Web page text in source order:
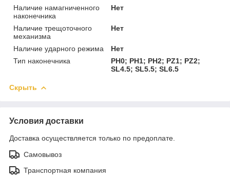
Наличие намагниченного
наконечника
Нет
Наличие трещоточного
механизма
Нет
Наличие ударного режима
Нет
Тип наконечника
PH0; PH1; PH2; PZ1; PZ2;
SL4.5; SL5.5; SL6.5
Скрыть
Условия доставки
Доставка осуществляется только по предоплате.
Самовывоз
Транспортная компания